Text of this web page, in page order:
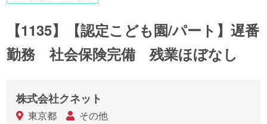
【1135】【認定こども園/パート】遅番
勤務 社会保険完備 残業ほぼなし
株式会社クネット
東京都 その他